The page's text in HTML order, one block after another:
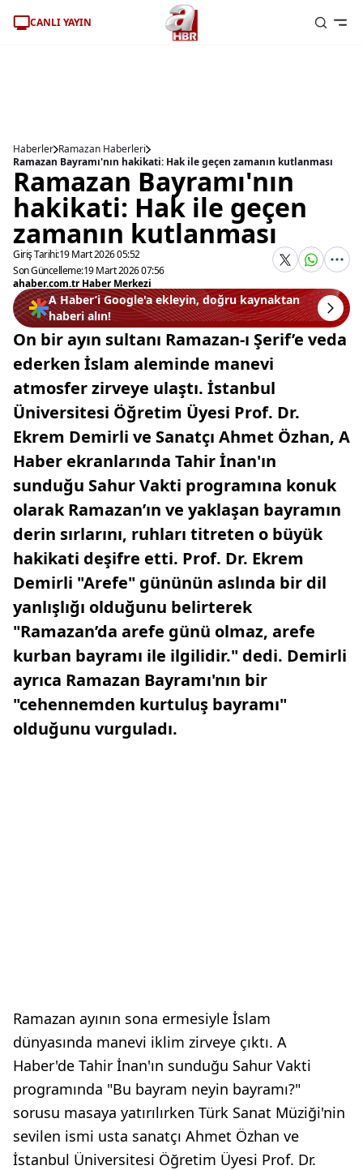
CANLI YAYIN
Haberler Ramazan Haberleri
Ramazan Bayramı'nın hakikati: Hak ile geçen zamanın kutlanması
Ramazan Bayramı'nın
hakikati: Hak ile geçen
zamanın kutlanması
Giriş Tarihi:19 Mart 2026 05:52
Son Güncelleme:19 Mart 2026 07:56
ahaber.com.tr Haber Merkezi
A Haber’i Google'a ekleyin, doğru kaynaktan
haberi alın!
On bir ayın sultanı Ramazan-ı Şerif’e veda
ederken İslam aleminde manevi
atmosfer zirveye ulaştı. İstanbul
Üniversitesi Öğretim Üyesi Prof. Dr.
Ekrem Demirli ve Sanatçı Ahmet Özhan, A
Haber ekranlarında Tahir İnan'ın
sunduğu Sahur Vakti programına konuk
olarak Ramazan’ın ve yaklaşan bayramın
derin sırlarını, ruhları titreten o büyük
hakikati deşifre etti. Prof. Dr. Ekrem
Demirli "Arefe" gününün aslında bir dil
yanlışlığı olduğunu belirterek
"Ramazan’da arefe günü olmaz, arefe
kurban bayramı ile ilgilidir." dedi. Demirli
ayrıca Ramazan Bayramı'nın bir
"cehennemden kurtuluş bayramı"
olduğunu vurguladı.
Ramazan ayının sona ermesiyle İslam
dünyasında manevi iklim zirveye çıktı. A
Haber'de Tahir İnan'ın sunduğu Sahur Vakti
programında "Bu bayram neyin bayramı?"
sorusu masaya yatırılırken Türk Sanat Müziği'nin
sevilen ismi usta sanatçı Ahmet Özhan ve
İstanbul Üniversitesi Öğretim Üyesi Prof. Dr.